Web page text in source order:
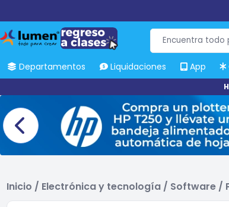
Departamentos Liquidaciones App
Inicio / Electrónica y tecnología / Software /